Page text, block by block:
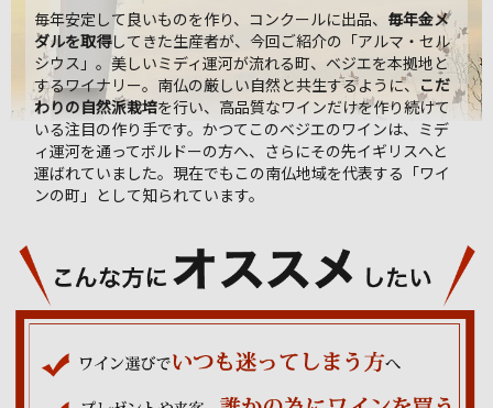
毎年安定して良いものを作り、コンクールに出品、 毎年金メ
ダルを取得してきた生産者が、今回ご紹介の「アルマ・セル
シウス」。美しいミディ運河が流れる町、ベジエを本拠地と
するワイナリー。南仏の厳しい自然と共生するように、 こだ
わりの自然派栽培を行い、高品質なワインだけを作り続けて
いる注目の作り手です。かつてこのベジエのワインは、ミデ
ィ運河を通ってボルドーの方へ、さらにその先イギリスへと
運ばれていました。現在でもこの南仏地域を代表する「ワイ
ンの町」として知られています。